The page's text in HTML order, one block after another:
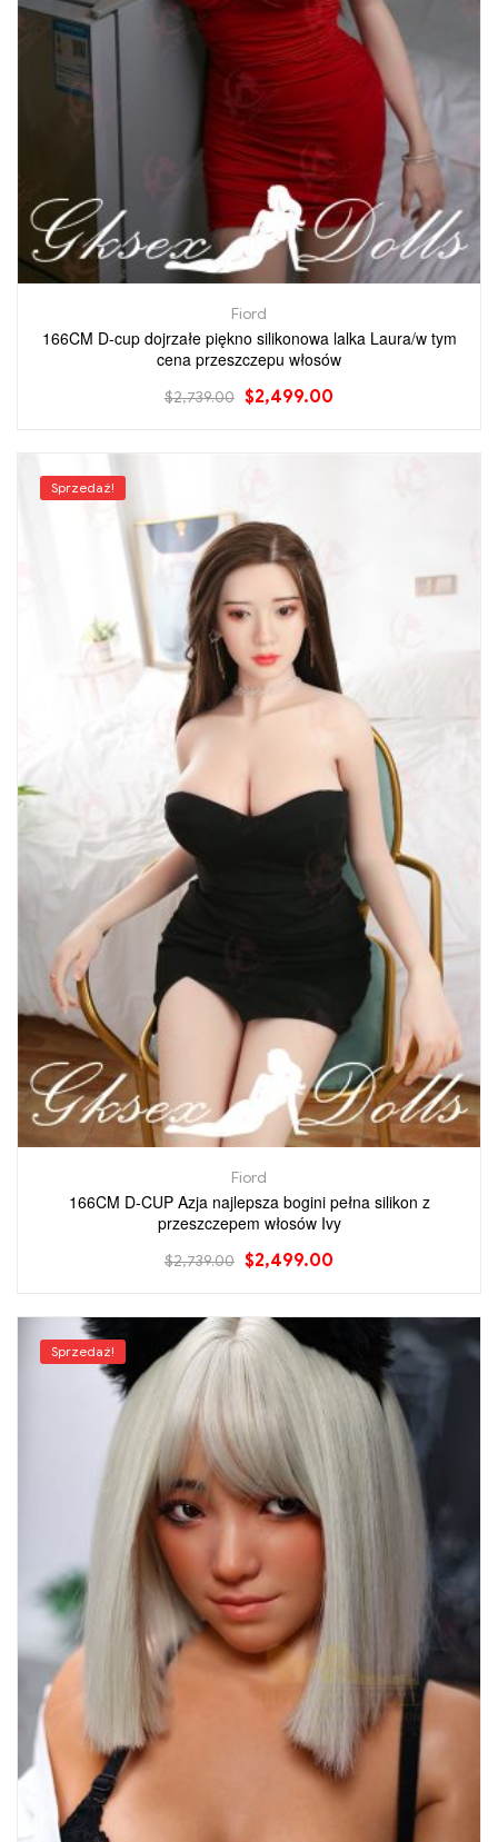
Fiord
166CM D-cup dojrzałe piękno silikonowa lalka Laura/w tym
cena przeszczepu włosów
$2,739.00 $2,499.00
Sprzedaż!
Fiord
166CM D-CUP Azja najlepsza bogini pełna silikon z
przeszczepem włosów Ivy
$2,739.00 $2,499.00
Sprzedaż!